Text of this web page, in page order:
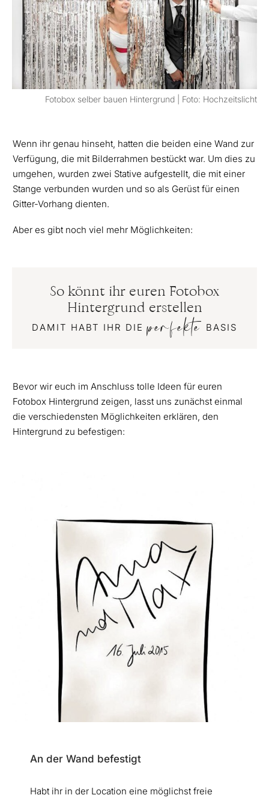
Fotobox selber bauen Hintergrund | Foto: Hochzeitslicht
Wenn ihr genau hinseht, hatten die beiden eine Wand zur
Verfügung, die mit Bilderrahmen bestückt war. Um dies zu
umgehen, wurden zwei Stative aufgestellt, die mit einer
Stange verbunden wurden und so als Gerüst für einen
Gitter-Vorhang dienten.
Aber es gibt noch viel mehr Möglichkeiten:
So könnt ihr euren Fotobox
Hintergrund erstellen
DAMIT HABT IHR DIEperfekte BASIS
Bevor wir euch im Anschluss tolle Ideen für euren
Fotobox Hintergrund zeigen, lasst uns zunächst einmal
die verschiedensten Möglichkeiten erklären, den
Hintergrund zu befestigen:
An der Wand befestigt
Habt ihr in der Location eine möglichst freie